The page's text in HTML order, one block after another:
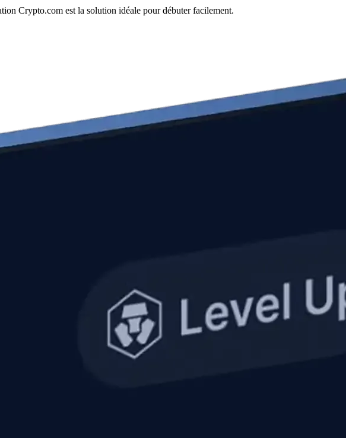
Crypto.com est la solution idéale pour débuter facilement.